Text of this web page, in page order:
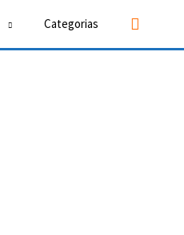
Categorias Buscar